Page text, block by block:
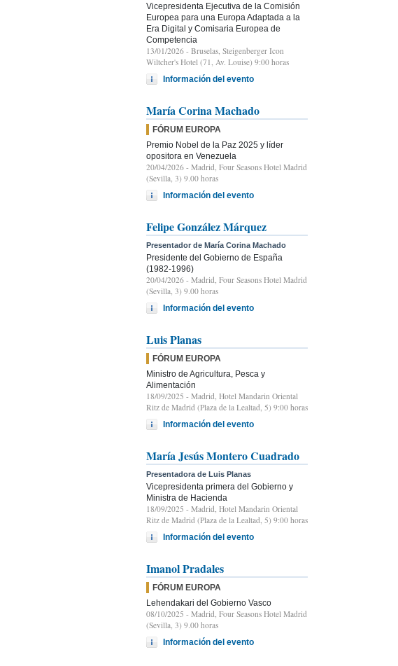
Vicepresidenta Ejecutiva de la Comisión
Europea para una Europa Adaptada a la
Era Digital y Comisaria Europea de
Competencia
13/01/2026 - Bruselas, Steigenberger Icon
Wiltcher's Hotel (71, Av. Louise) 9:00 horas
Información del evento
María Corina Machado
FÓRUM EUROPA
Premio Nobel de la Paz 2025 y líder
opositora en Venezuela
20/04/2026 - Madrid, Four Seasons Hotel Madrid
(Sevilla, 3) 9.00 horas
Información del evento
Felipe González Márquez
Presentador de María Corina Machado
Presidente del Gobierno de España
(1982-1996)
20/04/2026 - Madrid, Four Seasons Hotel Madrid
(Sevilla, 3) 9.00 horas
Información del evento
Luis Planas
FÓRUM EUROPA
Ministro de Agricultura, Pesca y
Alimentación
18/09/2025 - Madrid, Hotel Mandarin Oriental
Ritz de Madrid (Plaza de la Lealtad, 5) 9:00 horas
Información del evento
María Jesús Montero Cuadrado
Presentadora de Luis Planas
Vicepresidenta primera del Gobierno y
Ministra de Hacienda
18/09/2025 - Madrid, Hotel Mandarin Oriental
Ritz de Madrid (Plaza de la Lealtad, 5) 9:00 horas
Información del evento
Imanol Pradales
FÓRUM EUROPA
Lehendakari del Gobierno Vasco
08/10/2025 - Madrid, Four Seasons Hotel Madrid
(Sevilla, 3) 9.00 horas
Información del evento